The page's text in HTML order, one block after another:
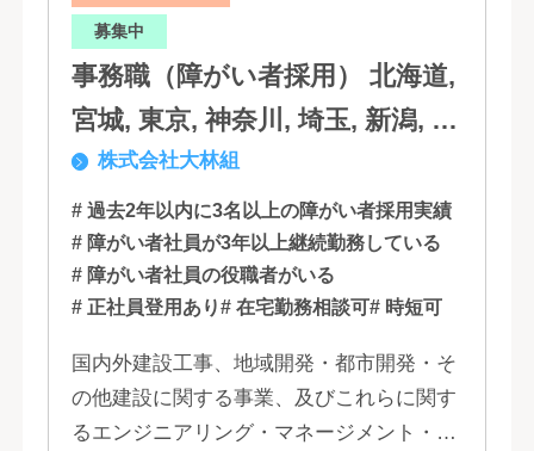
募集中
事務職（障がい者採用） 北海道,
宮城, 東京, 神奈川, 埼玉, 新潟, 愛
知, 大阪, 京都, 兵庫, 広島, 香川,
福岡
株式会社大林組
# 過去2年以内に3名以上の障がい者採用実績
# 障がい者社員が3年以上継続勤務している
# 障がい者社員の役職者がいる
# 正社員登用あり# 在宅勤務相談可# 時短可
国内外建設工事、地域開発・都市開発・そ
の他建設に関する事業、及びこれらに関す
るエンジニアリング・マネージメント・コ